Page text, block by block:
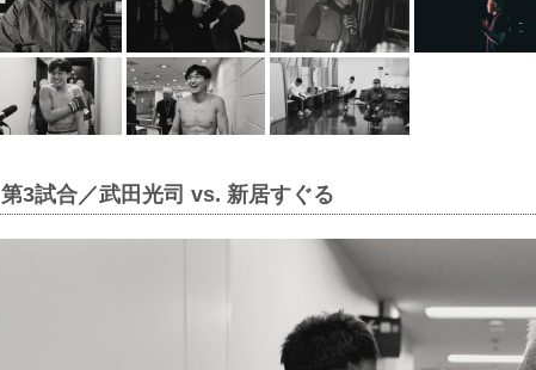
第3試合／武田光司 vs. 新居すぐる